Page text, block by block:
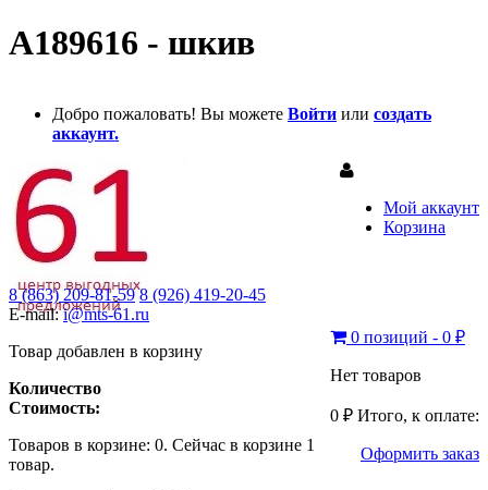
A189616 - шкив
Добро пожаловать! Вы можете Войти или создать
аккаунт.
Мой аккаунт
Корзина
8 (863) 209-81-59 8 (926) 419-20-45
E-mail:i@mts-61.ru
0 позиций - 0 ₽
Нет товаров
0 ₽ Итого, к оплате:
Оформить заказ
Товар добавлен в корзину
Количество
Стоимость:
Товаров в корзине: 0. Сейчас в корзине 1
товар.